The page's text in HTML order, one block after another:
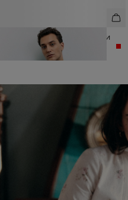
ДЖЕМПЕР В КЛЕТКУ ИЗ ШЕРСТИ
16 990 ₽